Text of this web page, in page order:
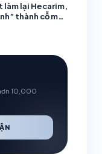
làm lại Hecarim,
thành cỗ máy
10,000